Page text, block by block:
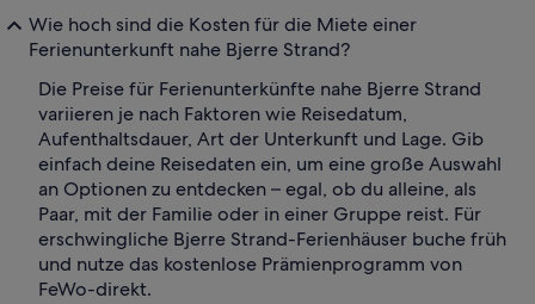
Wie hoch sind die Kosten für die Miete einer
Ferienunterkunft nahe Bjerre Strand?
Die Preise für Ferienunterkünfte nahe Bjerre Strand
variieren je nach Faktoren wie Reisedatum,
Aufenthaltsdauer, Art der Unterkunft und Lage. Gib
einfach deine Reisedaten ein, um eine große Auswahl
an Optionen zu entdecken – egal, ob du alleine, als
Paar, mit der Familie oder in einer Gruppe reist. Für
erschwingliche Bjerre Strand-Ferienhäuser buche früh
und nutze das kostenlose Prämienprogramm von
FeWo-direkt.